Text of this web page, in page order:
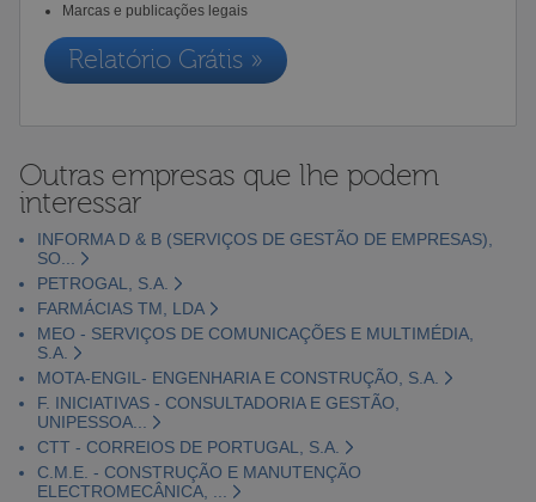
Marcas e publicações legais
Relatório Grátis »
Outras empresas que lhe podem
interessar
INFORMA D & B (SERVIÇOS DE GESTÃO DE EMPRESAS),
SO...
PETROGAL, S.A.
FARMÁCIAS TM, LDA
MEO - SERVIÇOS DE COMUNICAÇÕES E MULTIMÉDIA,
S.A.
MOTA-ENGIL- ENGENHARIA E CONSTRUÇÃO, S.A.
F. INICIATIVAS - CONSULTADORIA E GESTÃO,
UNIPESSOA...
CTT - CORREIOS DE PORTUGAL, S.A.
C.M.E. - CONSTRUÇÃO E MANUTENÇÃO
ELECTROMECÂNICA, ...